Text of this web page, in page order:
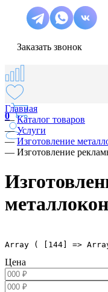
Заказать звонок
0
Главная
—Каталог товаров
—Услуги
—Изготовление
— Изготовление
Array ( [144] => Array (
Цена